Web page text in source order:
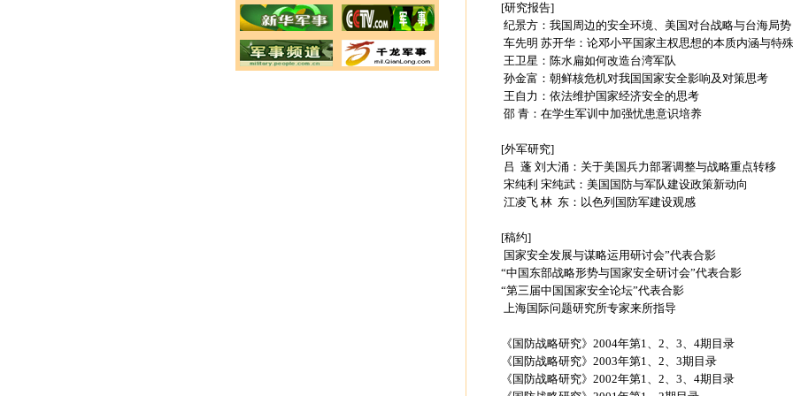
[研究报告]
纪景方：我国周边的安全环境、美国对台战略与台海局势
车先明 苏开华：论邓小平国家主权思想的本质内涵与特
王卫星：陈水扁如何改造台湾军队
孙金富：朝鲜核危机对我国国家安全影响及对策思考
王自力：依法维护国家经济安全的思考
邵 青：在学生军训中加强忧患意识培养
[外军研究]
吕 蓬 刘大涌：关于美国兵力部署调整与战略重点转移
宋纯利 宋纯武：美国国防与军队建设政策新动向
江凌飞 林 东：以色列国防军建设观感
[稿约]
国家安全发展与谋略运用研讨会”代表合影
“中国东部战略形势与国家安全研讨会”代表合影
“第三届中国国家安全论坛”代表合影
上海国际问题研究所专家来所指导
《国防战略研究》2004年第1、2、3、4期目录
《国防战略研究》2003年第1、2、3期目录
《国防战略研究》2002年第1、2、3、4期目录